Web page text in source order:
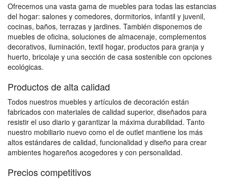
Ofrecemos una vasta gama de muebles para todas las estancias
del hogar: salones y comedores, dormitorios, infantil y juvenil,
cocinas, baños, terrazas y jardines. También disponemos de
muebles de oficina, soluciones de almacenaje, complementos
decorativos, iluminación, textil hogar, productos para granja y
huerto, bricolaje y una sección de casa sostenible con opciones
ecológicas.
Productos de alta calidad
Todos nuestros muebles y artículos de decoración están
fabricados con materiales de calidad superior, diseñados para
resistir el uso diario y garantizar la máxima durabilidad. Tanto
nuestro mobiliario nuevo como el de outlet mantiene los más
altos estándares de calidad, funcionalidad y diseño para crear
ambientes hogareños acogedores y con personalidad.
Precios competitivos